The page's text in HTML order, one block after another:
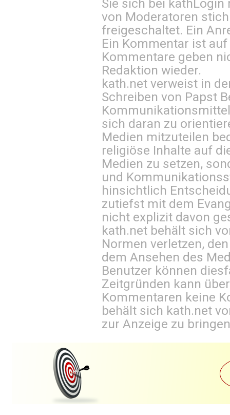
Sie sich bei kathLogin
von Moderatoren
freigeschaltet. Ein
Ein Kommentar ist
Kommentare geben
Redaktion wieder.
kath.net verweist in
Schreiben von Papst
sich daran zu
Medien mitzuteilen
religiöse Inhalte auf
Medien zu setzen,
und
hinsichtlich
zutiefst mit dem
nicht explizit davon
kath.net behält sich
Normen verletzen,
dem Ansehen des
Benutzer können
Zeitgründen kann
Kommentaren keine
behält sich kath.net
zur Anzeige zu